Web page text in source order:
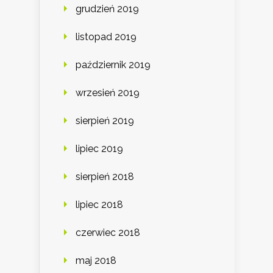
grudzień 2019
listopad 2019
październik 2019
wrzesień 2019
sierpień 2019
lipiec 2019
sierpień 2018
lipiec 2018
czerwiec 2018
maj 2018